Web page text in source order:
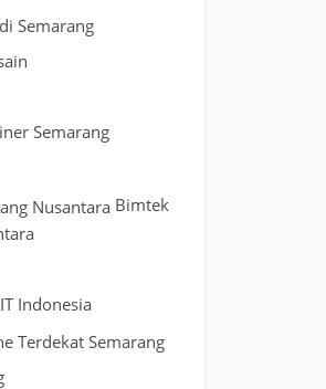
Semarang
Semarang
Bimtek
IT Indonesia
Terdekat Semarang